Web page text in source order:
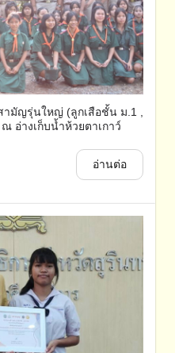
ามัญรุ่นใหญ่ (ลูกเสือชั้น ม.1 ,
อ่างเก็บน้ำห้วยตาเกาว์
อ่านต่อ